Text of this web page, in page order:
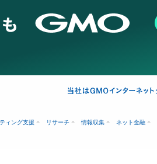
ィング支援 リサーチ 情報収集 ネット金融